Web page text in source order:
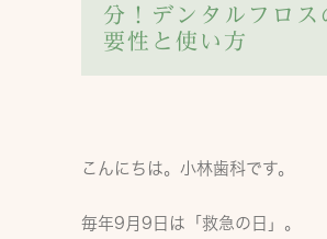
分！デンタルフロス
要性と使い方
こんにちは。小林歯科です。
毎年9月9日は「救急の日」。